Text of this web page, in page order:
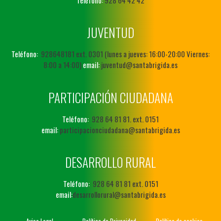
JUVENTUD
Teléfono: 928648181 ext. 0301 (lunes a jueves: 16:00-20:00 Viernes:
8:00 a 14:00)email:juventud@santabrigida.es
PARTICIPACIÓN CIUDADANA
Teléfono: 928 64 81 81. ext. 0151
email:participacionciudadana@santabrigida.es
DESARROLLO RURAL
Teléfono:928 64 81 81 ext. 0151
email:desarrollorural@santabrigida.es